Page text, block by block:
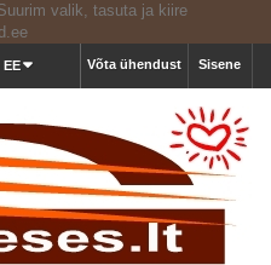
Sisene
Võta ühendust
EE